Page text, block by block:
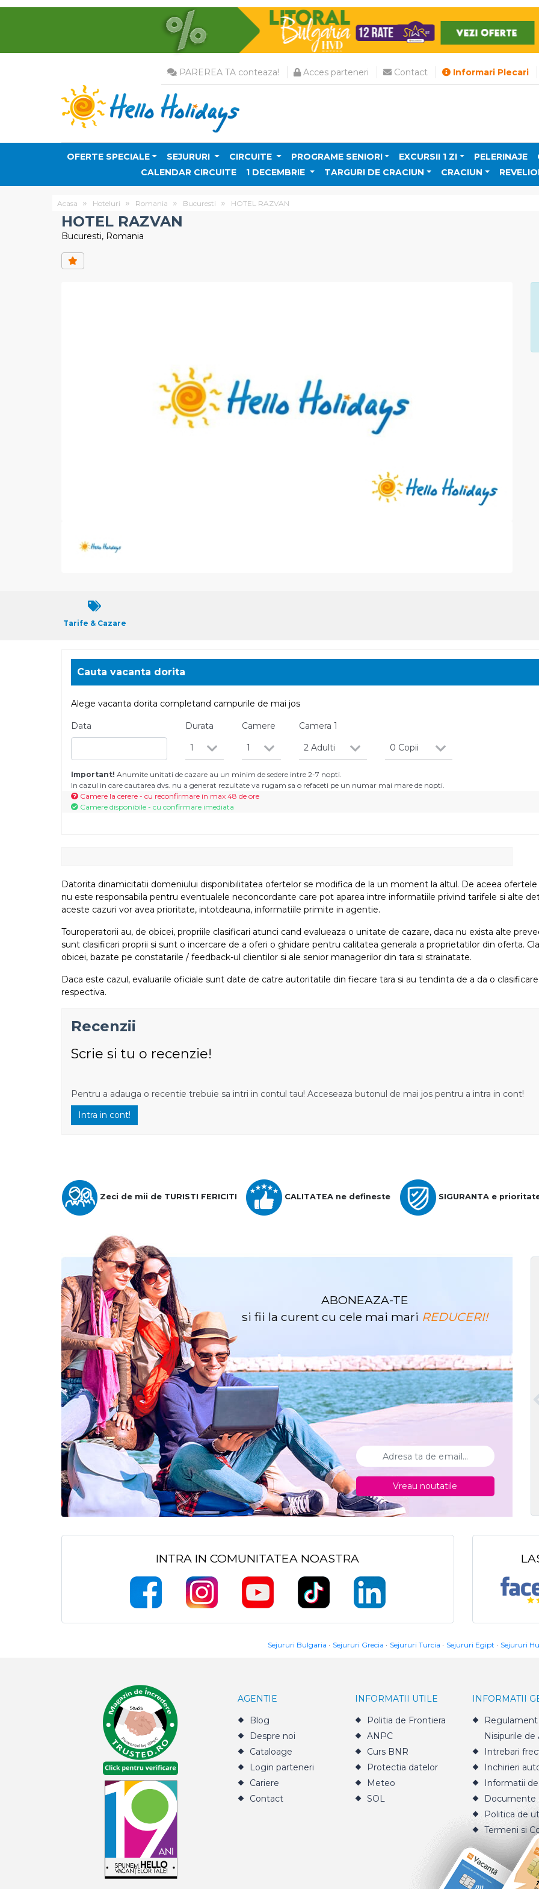
PAREREA TA conteaza! Acces parteneri Contact Informari Plecari
OFERTE SPECIALE SEJURURI CIRCUITE PROGRAME SENIORI EXCURSII 1 ZI PELERINAJE
CALENDAR CIRCUITE
1 DECEMBRIE TARGURI DE CRACIUN CRACIUN
Acasa Hoteluri Romania Bucuresti HOTEL RAZVAN
HOTEL RAZVAN
Bucuresti, Romania
Tarife & Cazare
Cauta vacanta dorita
Alege vacanta dorita completand campurile de mai jos
Data
Durata
1
Camere
1
Camera1
2 Adulti
0 Copii
Important! Anumite unitati de cazare au un minim de sedere intre 2-7 nopti.
In cazul in care cautarea dvs. nu a generat rezultate va rugam sa o refaceti pe un numar mai mare de nopti.
Camere la cerere - cu reconfirmare in max 48 de ore
Camere disponibile - cu confirmare imediata
Datorita dinamicitatii domeniului disponibilitatea ofertelor se modifica de la un moment la altul. De aceea
nu este responsabila pentru eventualele neconcordante care pot aparea intre informatiile privind tarifele si alte
aceste cazuri vor avea prioritate, intotdeauna, informatiile primite in agentie.
Touroperatorii au, de obicei, propriile clasificari atunci cand evalueaza o unitate de cazare, daca nu exista alte
sunt clasificari proprii si sunt o incercare de a oferi o ghidare pentru calitatea generala a proprietatilor din oferta.
obicei, bazate pe constatarile / feedback-ul clientilor si ale senior managerilor din tara si strainatate.
Daca este cazul, evaluarile oficiale sunt date de catre autoritatile din fiecare tara si au tendinta de a da o
respectiva.
Recenzii
Scrie si tu o recenzie!
Pentru a adauga o recentie trebuie sa intri in contul tau! Acceseaza butonul de mai jos pentru a intra in cont!
Intra in cont!
Zeci de mii de TURISTI FERICITI CALITATEA ne defineste SIGURANTA e
ABONEAZA-TE
si fii la curent cu cele mai mari REDUCERI!
Vreau noutatile
INTRA IN COMUNITATEA NOASTRA
Sejururi Bulgaria Sejururi Grecia Sejururi Turcia Sejururi Egipt Sejururi
AGENTIE
Blog
Despre noi
Cataloage
Login parteneri
Cariere
Contact
INFORMATII UTILE
Politia de Frontiera
ANPC
Curs BNR
Protectia datelor
Meteo
SOL
INFORMATII
Regulament
Nisipurile de
Intrebari
Inchirieri
Informatii
Documente
Politica de
Termeni si